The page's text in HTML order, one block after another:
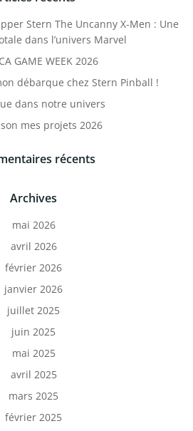
Stern The Uncanny X-Men : Une
dans l’univers Marvel
GAME WEEK 2026
débarque chez Stern Pinball !
dans notre univers
mes projets 2026
récents
Archives
mai 2026
avril 2026
février 2026
janvier 2026
juillet 2025
juin 2025
mai 2025
avril 2025
mars 2025
février 2025